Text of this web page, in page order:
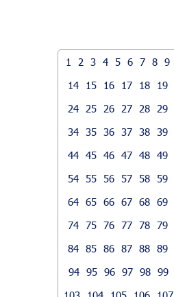
1 2 3 4 5 6 7 8 9
14
15 16 17 18 19
24
25 26 27 28 29
34 35 36 37 38 39
44 45 46 47 48 49
54 55 56 57 58 59
64 65 66 67 68 69
74 75 76 77 78 79
84 85 86 87 88 89
94 95 96 97 98 99